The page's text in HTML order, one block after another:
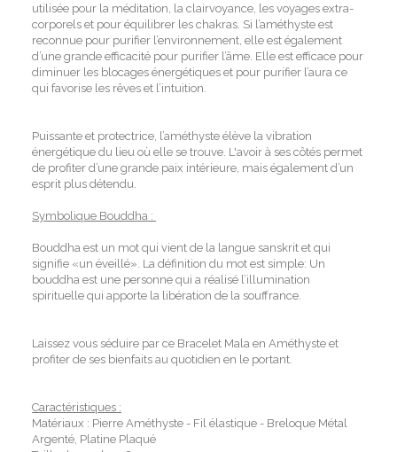
utilisée pour la méditation, la clairvoyance, les voyages extra-
corporels et pour équilibrer les chakras. Si l’améthyste est
reconnue pour purifier l’environnement, elle est également
d’une grande efficacité pour purifier l’âme. Elle est efficace pour
diminuer les blocages énergétiques et pour purifier l’aura ce
qui favorise les rêves et l’intuition.
Puissante et protectrice, l’améthyste élève la vibration
énergétique du lieu où elle se trouve. L'avoir à ses côtés permet
de profiter d’une grande paix intérieure, mais également d’un
esprit plus détendu.
Symbolique Bouddha :
Bouddha est un mot qui vient de la langue sanskrit et qui
signifie «un éveillé». La définition du mot est simple: Un
bouddha est une personne qui a réalisé l’illumination
spirituelle qui apporte la libération de la souffrance.
Laissez vous séduire par ce Bracelet Mala en Améthyste et
profiter de ses bienfaits au quotidien en le portant.
Caractéristiques :
Matériaux : Pierre Améthyste - Fil élastique - Breloque Métal
Argenté, Platine Plaqué